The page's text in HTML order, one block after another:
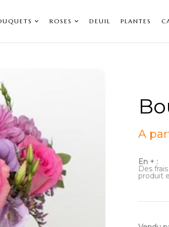
ROSES DEUIL PLANTES
A
En + :
Des
produit